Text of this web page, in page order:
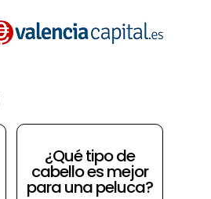
¿Qué tipo de
cabello es mejor
para una peluca?